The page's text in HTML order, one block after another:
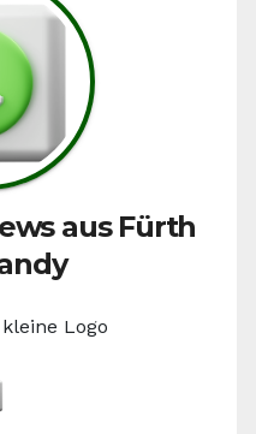
aus Fürth
Logo